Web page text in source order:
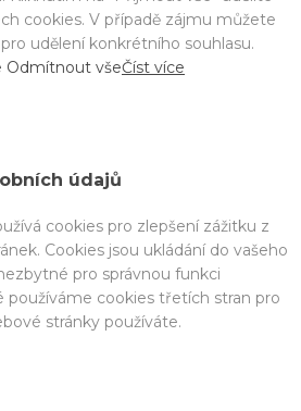
cookies. V případě zájmu můžete
udělení konkrétního souhlasu.
Odmítnout všeČíst více
údajů
cookies pro zlepšení zážitku z
Cookies jsou ukládání do vašeho
pro správnou funkci
používáme cookies třetích stran pro
stránky používáte.